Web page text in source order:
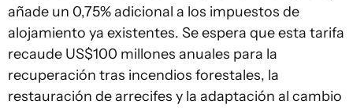
añade un 0,75% adicional a los impuestos de
alojamiento ya existentes. Se espera que esta tarifa
recaude US$100 millones anuales para la
recuperación tras incendios forestales, la
restauración de arrecifes y la adaptación al cambio